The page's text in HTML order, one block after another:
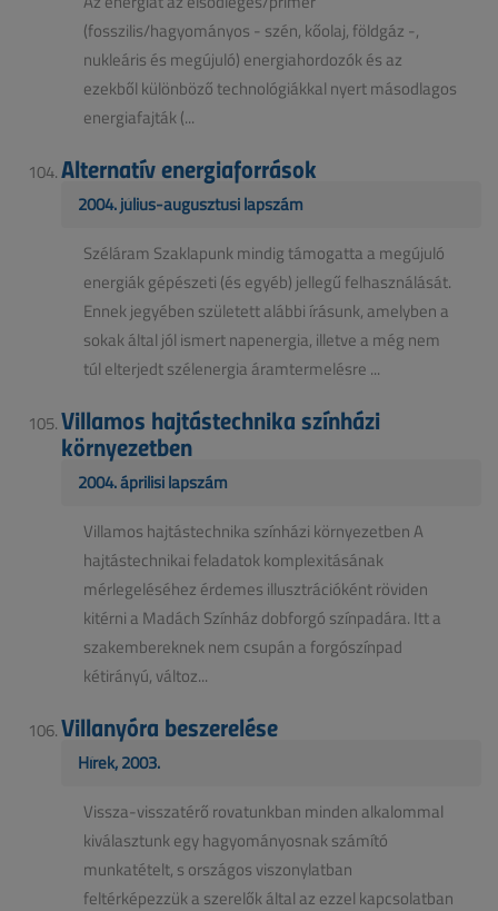
(fosszilis/hagyományos - szén, kőolaj, földgáz -,
nukleáris és megújuló) energiahordozók és az
ezekből különböző technológiákkal nyert másodlagos
energiafajták (...
Alternatív energiaforrások
2004. július-augusztusi lapszám
Széláram Szaklapunk mindig támogatta a megújuló
energiák gépészeti (és egyéb) jellegű felhasználását.
Ennek jegyében született alábbi írásunk, amelyben a
sokak által jól ismert napenergia, illetve a még nem
túl elterjedt szélenergia áramtermelésre ...
Villamos hajtástechnika színházi
környezetben
2004. áprilisi lapszám
Villamos hajtástechnika színházi környezetben A
hajtástechnikai feladatok komplexitásának
mérlegeléséhez érdemes illusztrációként röviden
kitérni a Madách Színház dobforgó színpadára. Itt a
szakembereknek nem csupán a forgószínpad
kétirányú, változ...
Villanyóra beszerelése
Hírek, 2003.
Vissza-visszatérő rovatunkban minden alkalommal
kiválasztunk egy hagyományosnak számító
munkatételt, s országos viszonylatban
feltérképezzük a szerelők által az ezzel kapcsolatban